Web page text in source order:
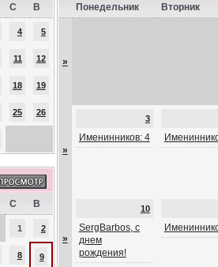
С В
4 5
11 12
18 19
25 26
С В
1 2
8 9
Понедельник Вторник
»
»
3
Именинников: 4
»
10
SergBarbos, с
днем
рождения!